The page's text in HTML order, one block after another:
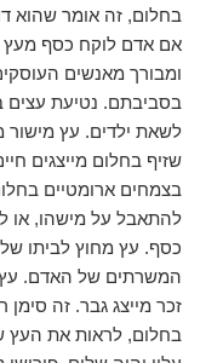
בחלום, זה אומר שהוא
אם אדם לוקח כסף מעץ
ומבורך מאנשים
בסביבתם. נטיעת עצים
לשאת ילדים. עץ מישור
שזיף בחלום מייצגים
בצמחים ארומטיים
להתאבל על מישהו, או
כסף. עץ מחוץ לביתו
המשרתים של האדם. עץ
זכר מייצג גבר. זה
בחלום, לראות את העץ